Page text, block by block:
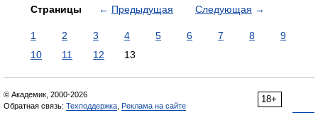
Страницы ← Предыдущая Следующая →
1 2 3 4 5 6 7 8
9
10
11 12 13
18+
© Академик, 2000-2026
Обратная связь: Техподдержка Реклама на сайте